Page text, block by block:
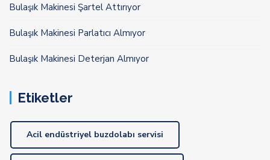
Bulaşık Makinesi Şartel Attırıyor
Bulaşık Makinesi Parlatıcı Almıyor
Bulaşık Makinesi Deterjan Almıyor
Etiketler
Acil endüstriyel buzdolabı servisi